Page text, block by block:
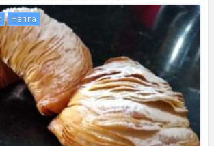
harina